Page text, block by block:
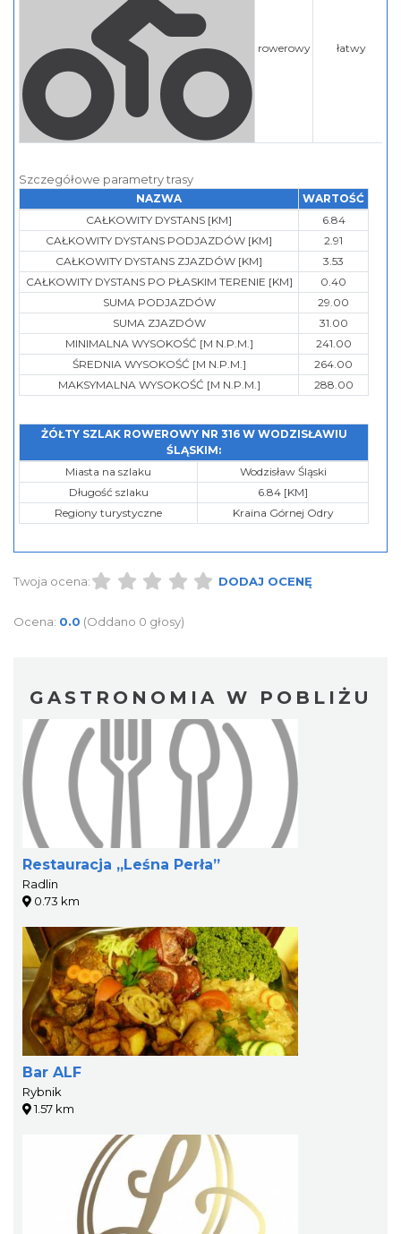
rowerowy łatwy
Szczegółowe parametry trasy
NAZWA
WARTOŚĆ
CAŁKOWITY DYSTANS [KM]
6.84
CAŁKOWITY DYSTANS PODJAZDÓW [KM]
2.91
CAŁKOWITY DYSTANS ZJAZDÓW [KM]
3.53
CAŁKOWITY DYSTANS PO PŁASKIM TERENIE [KM]
0.40
SUMA PODJAZDÓW
29.00
SUMA ZJAZDÓW
31.00
MINIMALNA WYSOKOŚĆ [M N.P.M.]
241.00
ŚREDNIA WYSOKOŚĆ [M N.P.M.]
264.00
MAKSYMALNA WYSOKOŚĆ [M N.P.M.]
288.00
ŻÓŁTY SZLAK ROWEROWY NR 316 W WODZISŁAWIU
ŚLĄSKIM:
Miasta na szlaku
Wodzisław Śląski
Długość szlaku
6.84 [KM]
Regiony turystyczne
Kraina Górnej Odry
Twoja ocena: DODAJ OCENĘ
Ocena: 0.0 (Oddano 0 głosy)
GASTRONOMIA W POBLIŻU
Restauracja „Leśna Perła”
Radlin
0.73 km
Bar ALF
Rybnik
1.57 km